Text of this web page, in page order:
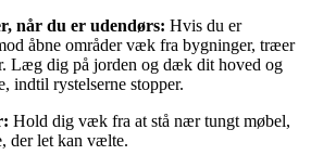
når du er udendørs: Hvis du er
åbne områder væk fra bygninger, træer
Læg dig på jorden og dæk dit hoved og
indtil rystelserne stopper.
Hold dig væk fra at stå nær tungt møbel,
der let kan vælte.